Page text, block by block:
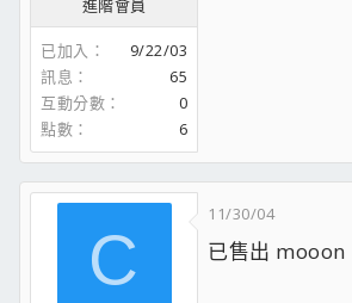
進階會員
已加入
9/22/03
訊息
65
互動分數
0
點數
6
C
11/30/04
已售出 mooon